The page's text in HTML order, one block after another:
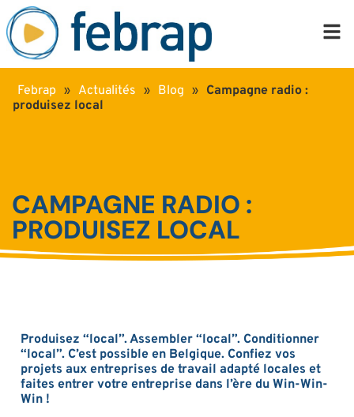
Febrap » Actualités » Blog » Campagne radio :
produisez local
CAMPAGNE RADIO :
PRODUISEZ LOCAL
Produisez “local”. Assembler “local”. Conditionner
“local”. C’est possible en Belgique. Confiez vos
projets aux entreprises de travail adapté locales et
faites entrer votre entreprise dans l’ère du Win-Win-
Win !